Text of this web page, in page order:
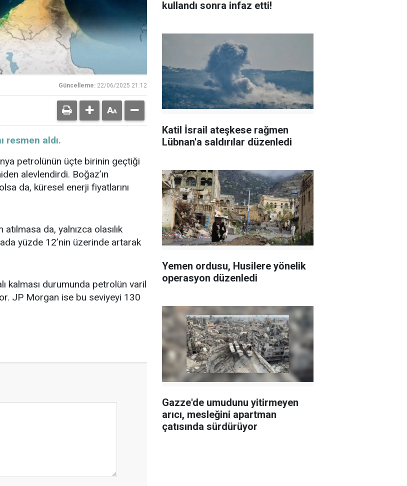
Güncelleme: 22/06/2025 21:12
resmen aldı.
petrolünün üçte birinin geçtiği
alevlendirdi. Boğaz’ın
da, küresel enerji fiyatlarını
da, yalnızca olasılık
yüzde 12’nin üzerinde artarak
kalması durumunda petrolün varil
JP Morgan ise bu seviyeyi 130
kullandı sonra infaz etti!
Katil İsrail ateşkese rağmen
Lübnan'a saldırılar düzenledi
Yemen ordusu, Husilere yönelik
operasyon düzenledi
Gazze'de umudunu yitirmeyen
arıcı, mesleğini apartman
çatısında sürdürüyor